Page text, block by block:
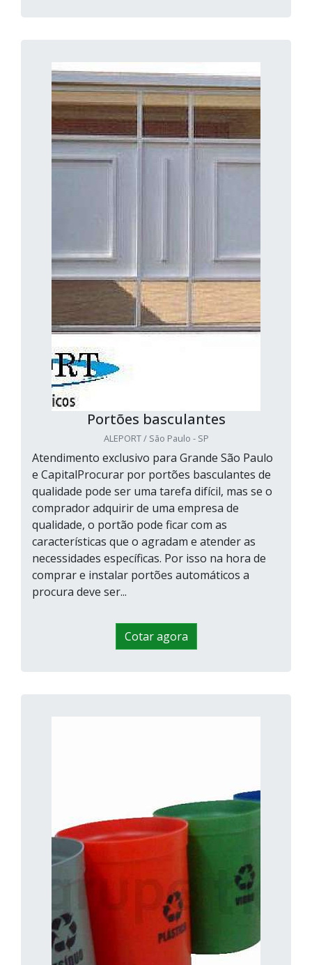
Portões basculantes
ALEPORT / São Paulo - SP
Atendimento exclusivo para Grande São Paulo
e CapitalProcurar por portões basculantes de
qualidade pode ser uma tarefa difícil, mas se o
comprador adquirir de uma empresa de
qualidade, o portão pode ficar com as
características que o agradam e atender as
necessidades específicas. Por isso na hora de
comprar e instalar portões automáticos a
procura deve ser...
Cotar agora